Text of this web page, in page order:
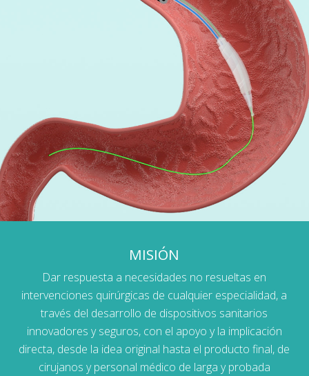
MISIÓN
Dar respuesta a necesidades no resueltas en
intervenciones quirúrgicas de cualquier especialidad, a
través del desarrollo de dispositivos sanitarios
innovadores y seguros, con el apoyo y la implicación
directa, desde la idea original hasta el producto final, de
cirujanos y personal médico de larga y probada